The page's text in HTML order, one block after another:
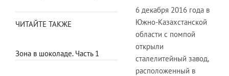
ЧИТАЙТЕ ТАКЖЕ
Зона в шоколаде. Часть 1
6 декабря 2016 года в
Южно-Казахстанской
области с помпой
открыли
сталелитейный завод,
расположенный в